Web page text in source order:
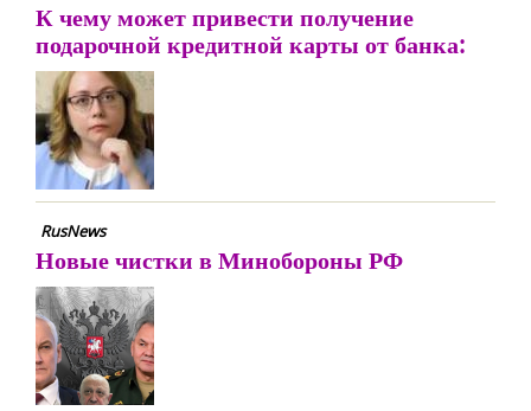
К чему может привести получение
подарочной кредитной карты от банка:
RusNews
Новые чистки в Минобороны РФ